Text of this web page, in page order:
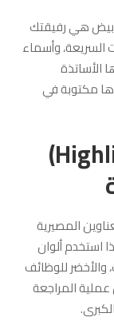
هي رفيقتك
السريعة، وأسماء
الأساتذة
مكتوبة في
أقلام التظليل (Highlighters)
المصيرية
استخدم ألوان
والأخضر للوظائف
عملية المراجعة